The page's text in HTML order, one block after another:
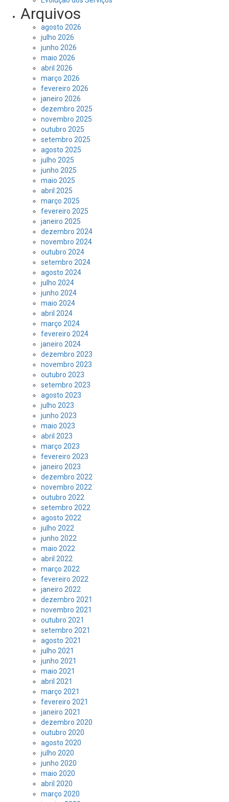
Arquivos
agosto 2026
julho 2026
junho 2026
maio 2026
abril 2026
março 2026
fevereiro 2026
janeiro 2026
dezembro 2025
novembro 2025
outubro 2025
setembro 2025
agosto 2025
julho 2025
junho 2025
maio 2025
abril 2025
março 2025
fevereiro 2025
janeiro 2025
dezembro 2024
novembro 2024
outubro 2024
setembro 2024
agosto 2024
julho 2024
junho 2024
maio 2024
abril 2024
março 2024
fevereiro 2024
janeiro 2024
dezembro 2023
novembro 2023
outubro 2023
setembro 2023
agosto 2023
julho 2023
junho 2023
maio 2023
abril 2023
março 2023
fevereiro 2023
janeiro 2023
dezembro 2022
novembro 2022
outubro 2022
setembro 2022
agosto 2022
julho 2022
junho 2022
maio 2022
abril 2022
março 2022
fevereiro 2022
janeiro 2022
dezembro 2021
novembro 2021
outubro 2021
setembro 2021
agosto 2021
julho 2021
junho 2021
maio 2021
abril 2021
março 2021
fevereiro 2021
janeiro 2021
dezembro 2020
outubro 2020
agosto 2020
julho 2020
junho 2020
maio 2020
abril 2020
março 2020